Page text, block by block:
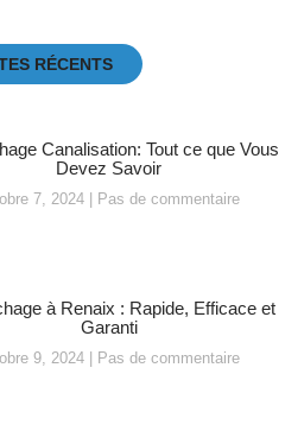
RÉCENTS
Canalisation: Tout ce que Vous
Devez Savoir
7, 2024 Pas de commentaire
à Renaix : Rapide, Efficace et
Garanti
9, 2024 Pas de commentaire